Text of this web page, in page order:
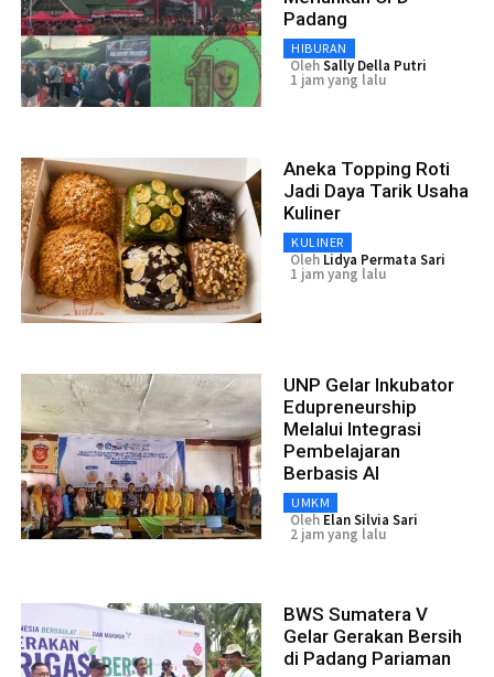
Padang
HIBURAN
OlehSally Della Putri
1 jam yang lalu
Aneka Topping Roti
Jadi Daya Tarik Usaha
Kuliner
KULINER
Oleh Lidya Permata Sari
1 jam yang lalu
UNP Gelar Inkubator
Edupreneurship
Melalui Integrasi
Pembelajaran
Berbasis AI
UMKM
Oleh Elan Silvia Sari
2 jam yang lalu
BWS Sumatera V
Gelar Gerakan Bersih
di Padang Pariaman